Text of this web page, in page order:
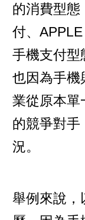
的消費型態
付、
手機支付型
也因為手機
業從原本單
的競爭對手
況。
舉例來說，